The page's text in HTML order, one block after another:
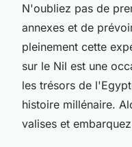
N'oubliez pas de
annexes et de
pleinement cette
sur le Nil est une
les trésors de
histoire millénaire.
valises et